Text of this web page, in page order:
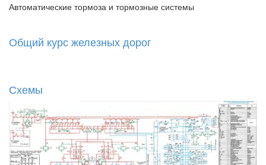
Автоматические тормоза и тормозные системы
Общий курс железных дорог
Схемы